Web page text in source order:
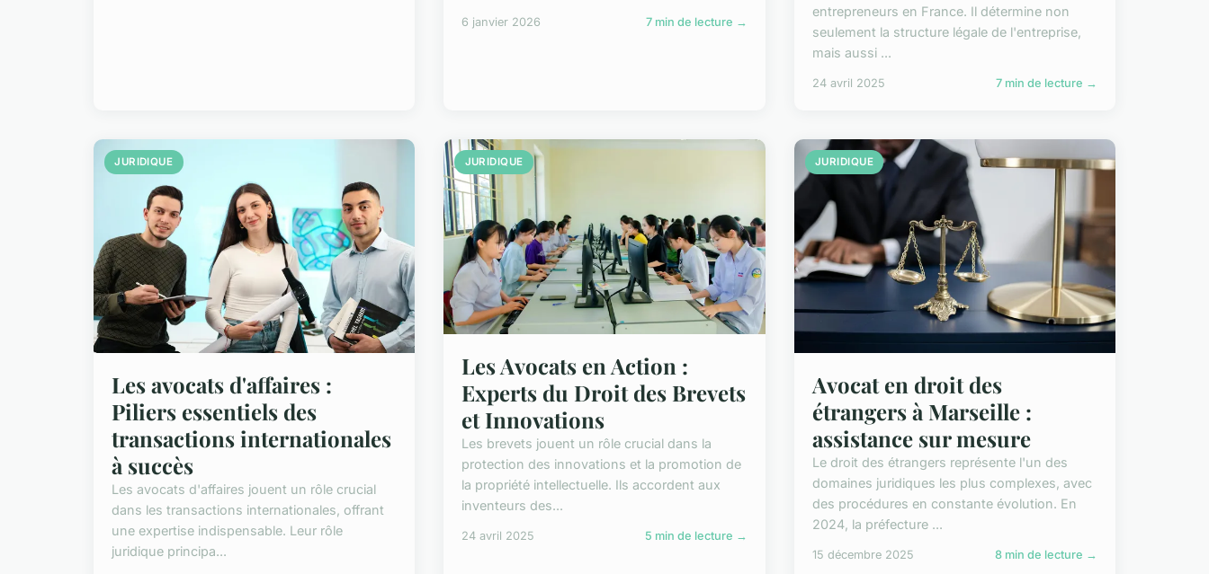
6 janvier 2026 7 min de lecture →
entrepreneurs en France. Il détermine non
seulement la structure légale de l'entreprise,
mais aussi ...
24 avril 2025 7 min de lecture →
JURIDIQUE
Les avocats d'affaires :
Piliers essentiels des
transactions internationales
à succès
Les avocats d'affaires jouent un rôle crucial
dans les transactions internationales, offrant
une expertise indispensable. Leur rôle
juridique principa...
JURIDIQUE
Les Avocats en Action :
Experts du Droit des Brevets
et Innovations
Les brevets jouent un rôle crucial dans la
protection des innovations et la promotion de
la propriété intellectuelle. Ils accordent aux
inventeurs des...
24 avril 2025 5 min de lecture →
JURIDIQUE
Avocat en droit des
étrangers à Marseille :
assistance sur mesure
Le droit des étrangers représente l'un des
domaines juridiques les plus complexes, avec
des procédures en constante évolution. En
2024, la préfecture ...
15 décembre 2025 8 min de lecture →